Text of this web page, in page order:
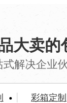
大卖的
式解决企业
彩箱定制